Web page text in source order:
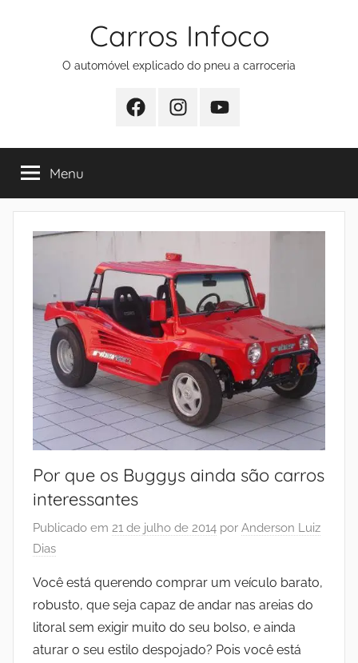
Carros Infoco
O automóvel explicado do pneu a carroceria
FacebookInstagramYoutube
Menu
Por que os Buggys ainda são carros
interessantes
Publicado em 21 de julho de 2014 por Anderson Luiz
Dias
Você está querendo comprar um veículo barato,
robusto, que seja capaz de andar nas areias do
litoral sem exigir muito do seu bolso, e ainda
aturar o seu estilo despojado? Pois você está